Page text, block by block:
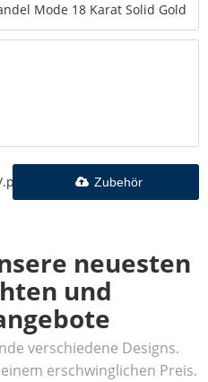
Zubehör
neuesten
und
verschiedene Designs.
erschwinglichen Preis.